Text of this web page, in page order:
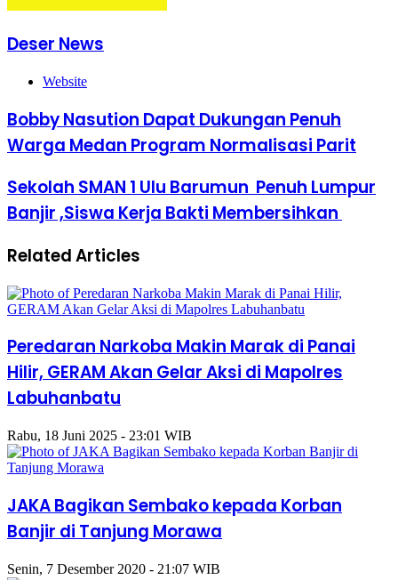
Deser News
Website
Bobby Nasution Dapat Dukungan Penuh
Warga Medan Program Normalisasi Parit
Sekolah SMAN 1 Ulu Barumun Penuh Lumpur
Banjir ,Siswa Kerja Bakti Membersihkan
Related Articles
Peredaran Narkoba Makin Marak di Panai
Hilir, GERAM Akan Gelar Aksi di Mapolres
Labuhanbatu
Rabu, 18 Juni 2025 - 23:01 WIB
JAKA Bagikan Sembako kepada Korban
Banjir di Tanjung Morawa
Senin, 7 Desember 2020 - 21:07 WIB